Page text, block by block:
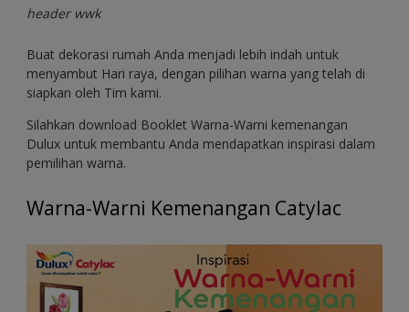
header wwk
Buat dekorasi rumah Anda menjadi lebih indah untuk
menyambut Hari raya, dengan pilihan warna yang telah di
siapkan oleh Tim kami.
Silahkan download Booklet Warna-Warni kemenangan
Dulux untuk membantu Anda mendapatkan inspirasi dalam
pemilihan warna.
Warna-Warni Kemenangan Catylac